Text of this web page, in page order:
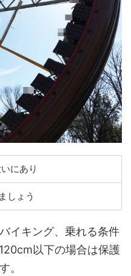
にあり
しょう
イキング、乗れる条件
以下の場合は保護
。